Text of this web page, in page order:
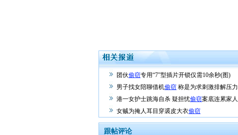
团伙偷窃专用“7”型插片开锁仅需10余秒(图)
男子找女陪聊借机偷窃 称是为求刺激排解压力
港一女护士跳海自杀 疑担忧偷窃案底连累家人
女贼为掩人耳目穿裘皮大衣偷窃
跟帖评论